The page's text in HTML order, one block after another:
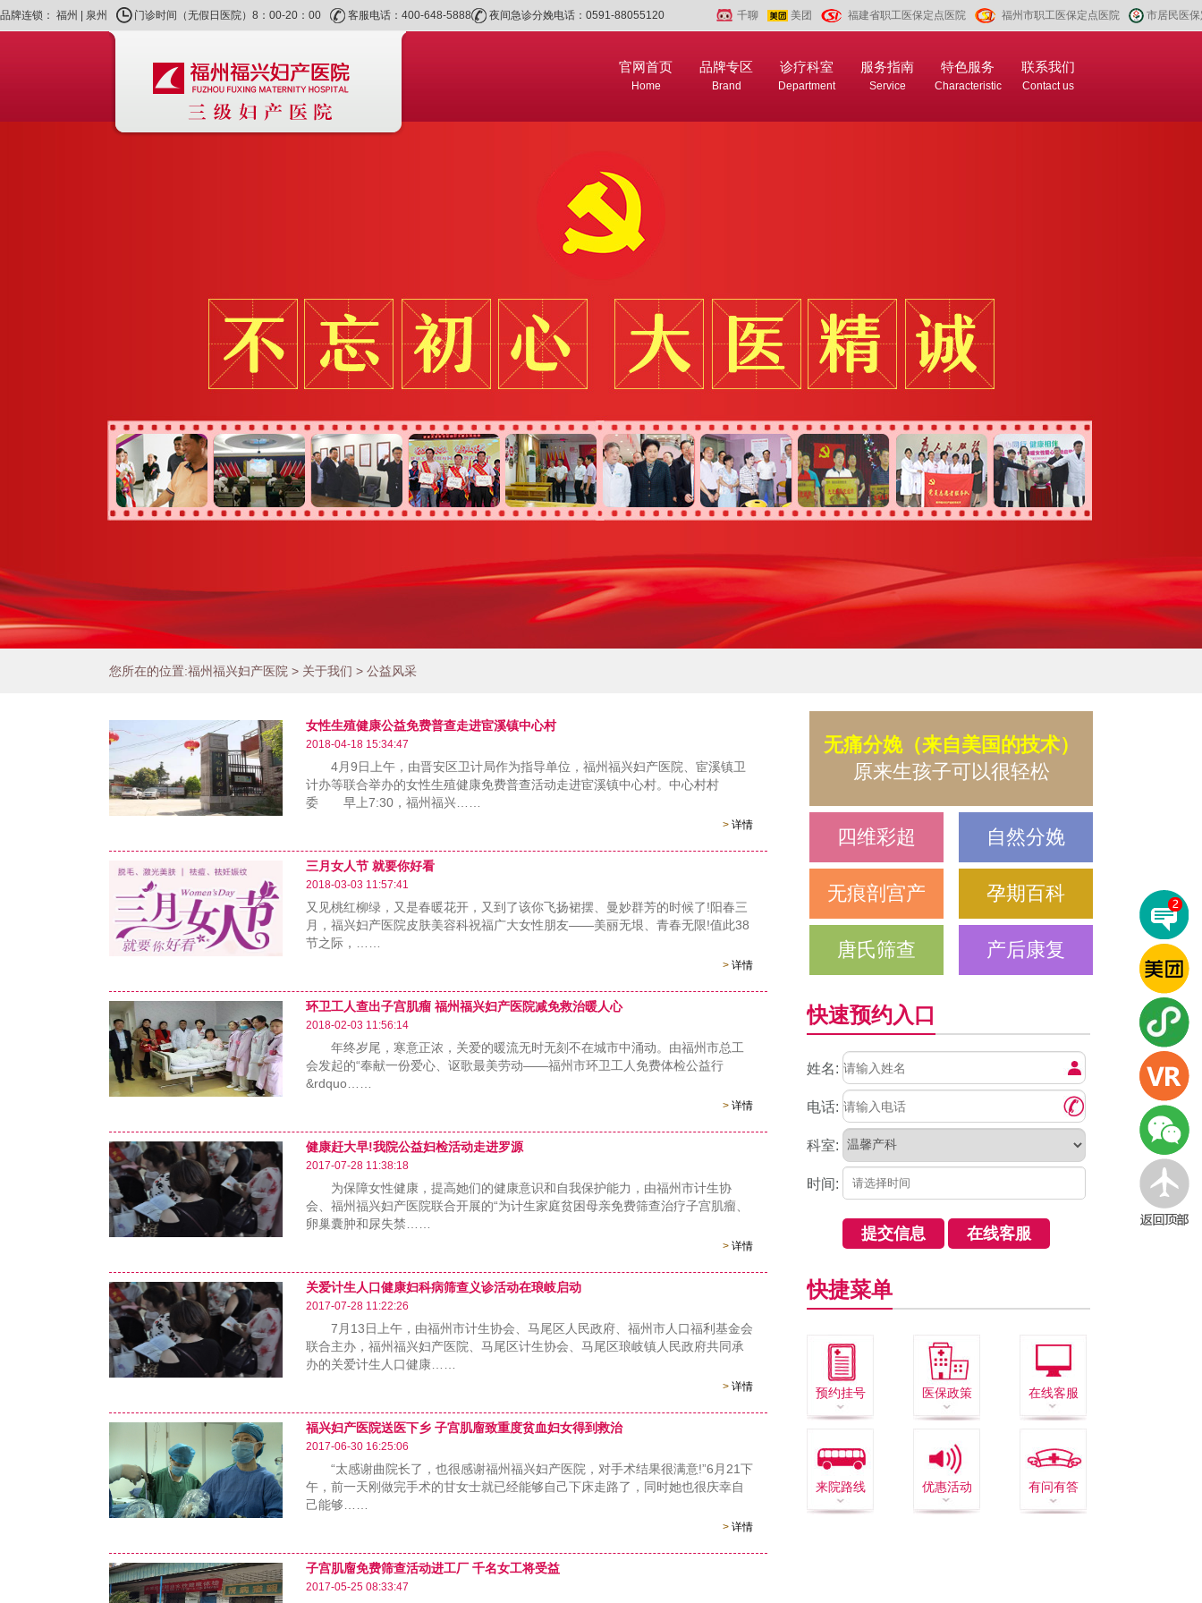
市居民医
福州市职工医保定点医院
福建省职工医保定点医院
美团
千聊
品牌连锁： 福州 泉州 门诊时间（无假日医院）8：00-20：00 客服电话：400-648-5888 夜间急诊分娩电话：0591-88055120
联系我们
Contact us
特色服务
Characteristic
服务指南
Service
诊疗科室
Department
品牌专区
Brand
官网首页
Home
您所在的位置:福州福兴妇产医院 > 关于我们 > 公益风采
女性生殖健康公益免费普查走进宦溪镇中心村
2018-04-18 15:34:47
4月9日上午，由晋安区卫计局作为指导单位，福州福兴妇产医院、宦溪镇卫
计办等联合举办的女性生殖健康免费普查活动走进宦溪镇中心村。中心村村
委 早上7:30，福州福兴……
> 详情
三月女人节 就要你好看
2018-03-03 11:57:41
又见桃红柳绿，又是春暖花开，又到了该你飞扬裙摆、曼妙群芳的时候了!阳春三
月，福兴妇产医院皮肤美容科祝福广大女性朋友——美丽无垠、青春无限!值此38
节之际，……
> 详情
环卫工人查出子宫肌瘤 福州福兴妇产医院减免救治暖人心
2018-02-03 11:56:14
年终岁尾，寒意正浓，关爱的暖流无时无刻不在城市中涌动。由福州市总工
会发起的“奉献一份爱心、讴歌最美劳动——福州市环卫工人免费体检公益行
&rdquo……
> 详情
健康赶大早!我院公益妇检活动走进罗源
2017-07-28 11:38:18
为保障女性健康，提高她们的健康意识和自我保护能力，由福州市计生协
会、福州福兴妇产医院联合开展的“为计生家庭贫困母亲免费筛查治疗子宫肌瘤、
卵巢囊肿和尿失禁……
> 详情
关爱计生人口健康妇科病筛查义诊活动在琅岐启动
2017-07-28 11:22:26
7月13日上午，由福州市计生协会、马尾区人民政府、福州市人口福利基金会
联合主办，福州福兴妇产医院、马尾区计生协会、马尾区琅岐镇人民政府共同承
办的关爱计生人口健康……
> 详情
福兴妇产医院送医下乡 子宫肌廇致重度贫血妇女得到救治
2017-06-30 16:25:06
“太感谢曲院长了，也很感谢福州福兴妇产医院，对手术结果很满意!”6月21下
午，前一天刚做完手术的甘女士就已经能够自己下床走路了，同时她也很庆幸自
己能够……
> 详情
子宫肌廇免费筛查活动进工厂 千名女工将受益
2017-05-25 08:33:47
无痛分娩（来自美国的技术）
原来生孩子可以很轻松
四维彩超 自然分娩
无痕剖宫产 孕期百科
唐氏筛查 产后康复
快速预约入口
姓名:
电话:
科室:
时间:
快捷菜单
预约挂号 医保政策 在线客服
来院路线 优惠活动 有问有答